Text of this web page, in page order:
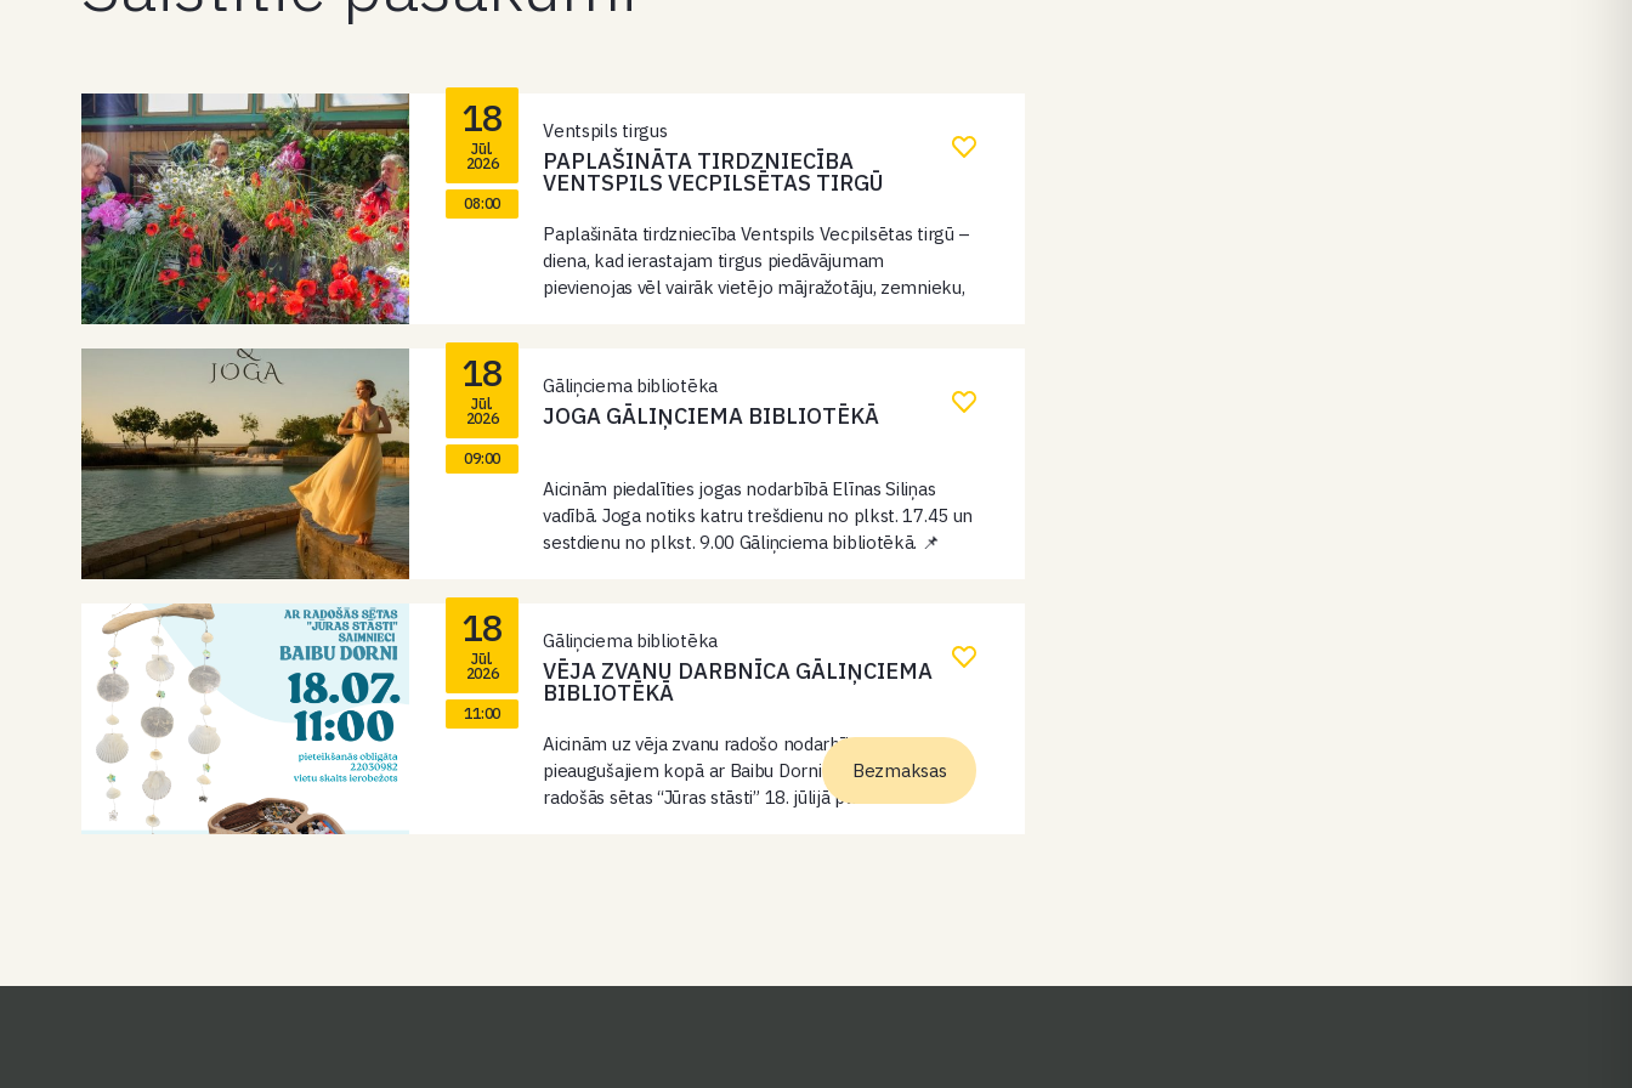
18
Jūl.
2026
08:00
Ventspils tirgus
PAPLAŠINĀTA TIRDZNIECĪBA
VENTSPILS VECPILSĒTAS TIRGŪ
Paplašināta tirdzniecība Ventspils Vecpilsētas tirgū –
diena, kad ierastajam tirgus piedāvājumam
pievienojas vēl vairāk vietējo mājražotāju, zemnieku,
18
Jūl.
2026
09:00
Gāliņciema bibliotēka
JOGA GĀLIŅCIEMA BIBLIOTĒKĀ
Aicinām piedalīties jogas nodarbībā Elīnas Siliņas
vadībā. Joga notiks katru trešdienu no plkst. 17.45 un
sestdienu no plkst. 9.00 Gāliņciema bibliotēkā. 📌
18
Jūl.
2026
11:00
Gāliņciema bibliotēka
VĒJA ZVANU DARBNĪCA GĀLIŅCIEMA
BIBLIOTĒKĀ
Aicinām uz vēja zvanu radošo nodarbību
pieaugušajiem kopā ar Baibu Dorni no Engures
radošās sētas “Jūras stāsti” 18. jūlijā plkst. 11.00
Bezmaksas